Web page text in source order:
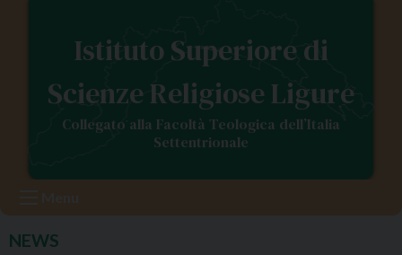
Istituto Superiore di
Scienze Religiose Ligure
Collegato alla Facoltà Teologica dell’Italia
Settentrionale
NEWS